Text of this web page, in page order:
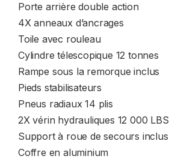
Porte arrière double action
4X anneaux d’ancrages
Toile avec rouleau
Cylindre télescopique 12 tonnes
Rampe sous la remorque inclus
Pieds stabilisateurs
Pneus radiaux 14 plis
2X vérin hydrauliques 12 000 LBS
Support à roue de secours inclus
Coffre en aluminium